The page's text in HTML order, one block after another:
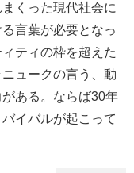
くった現代社会に
言葉が必要となっ
ティの枠を超えた
ュークの言う、動
ある。ならば30年
イバルが起こって